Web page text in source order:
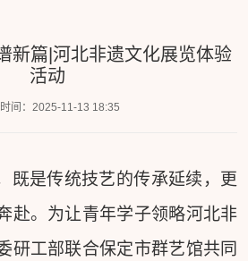
新篇|河北非遗文化展览体验
活动
间：2025-11-13 18:35
既是传统技艺的传承延续，更
赴。为让青年学子领略河北非
研工部联合保定市群艺馆共同